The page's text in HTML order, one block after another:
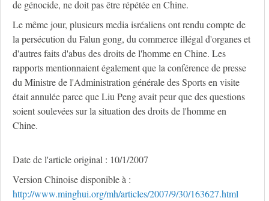
de génocide, ne doit pas être répétée en Chine.
Le même jour, plusieurs media isréaliens ont rendu compte de
la persécution du Falun gong, du commerce illégal d'organes et
d'autres faits d'abus des droits de l'homme en Chine. Les
rapports mentionnaient également que la conférence de presse
du Ministre de l'Administration générale des Sports en visite
était annulée parce que Liu Peng avait peur que des questions
soient soulevées sur la situation des droits de l'homme en
Chine.
Date de l'article original : 10/1/2007
Version Chinoise disponible à :
http://www.minghui.org/mh/articles/2007/9/30/163627.html